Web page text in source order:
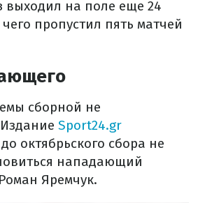
выходил на поле еще 24
чего пропустил пять матчей
сборной не
Sport24.gr
октябрьского сбора не
нападающий
Яремчук.